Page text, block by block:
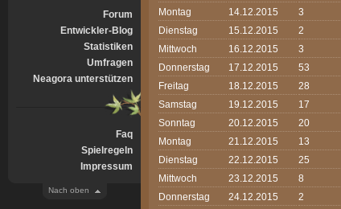
Forum
Entwickler-Blog
Statistiken
Umfragen
Neagora unterstützen
Faq
Spielregeln
Impressum
Nach oben
Montag
14.12.2015
3
Dienstag
15.12.2015
2
Mittwoch
16.12.2015
3
Donnerstag
17.12.2015
53
Freitag
18.12.2015
28
Samstag
19.12.2015
17
Sonntag
20.12.2015
20
Montag
21.12.2015
13
Dienstag
22.12.2015
25
Mittwoch
23.12.2015
8
Donnerstag
24.12.2015
2